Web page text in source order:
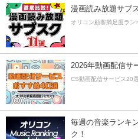
漫画読み放題サブ
オリコン顧客満足度ラン
2026年動画配信サ
CS動画配信サービス20選
毎週の音楽ランキ
ク！